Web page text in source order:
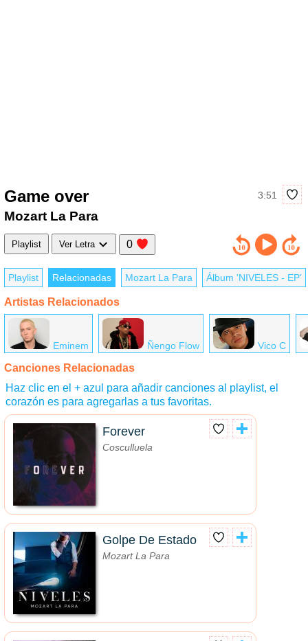
Game over 3:51
Mozart La Para
Playlist Ver Letra 0
Playlist Relacionadas Mozart La Para Álbum 'NIVELES - EP'
Artistas Relacionados
Eminem Ñengo Flow Vico C
Canciones Relacionadas
Haz clic en el + azul para añadir canciones al playlist, el
corazón es para agregarlas a tus favoritas.
Forever
Cosculluela
Golpe De Estado
Mozart La Para